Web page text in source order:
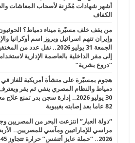
أشهر شهادات مُحْزِنة لأصحاب المعاشات
الكفاف
من يقف خلف مسيّرة ميناء دمياط؟
وإيران تتهم اسرائيل وبروز اسم أوكرانيا
الجمعة 31 يوليو 2026.. نقل عدد من
إلى مقر الداخلية بالعاصمة الإدارية
“دروع بشرية”
هجوم بمسيّرة على منشأة أمريكية للغاز في
دمياط والنظام المصري ينفي ثم يقر
30 يوليو 2026.. إدارة سجن بدر تمنع
82 عاما بعد إصابته بغيبوبة
“دولة العبار” انتزعت البحر من المصريين